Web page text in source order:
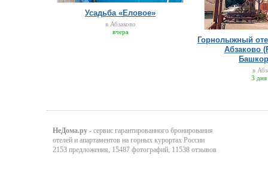
Усадьба «Еловое»
в Абзаково
вчера
Горнолыжный
Абзаково
в
3 дня
НеДома.ру - сервис гарантированного бронирования
отелей и апартаментов на горных курортах России
2153 предложения, 15487 фотографий, 11538 отзывов